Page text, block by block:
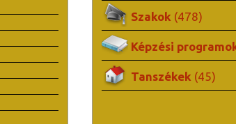
Szakok (478)
Képzési
Tanszékek (45)